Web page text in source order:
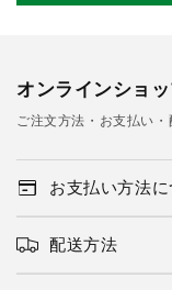
オンラインショ
ご注文方法・お支払い
お支払い方法に
配送方法